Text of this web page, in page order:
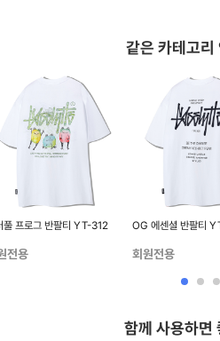
이메일
소재지 경기도 고양시 덕양구 꽃
같은 카테고리
풀 프로그 반팔티 YT-312
전용
OG 에센셜 반팔티
회원전용
함께 사용하면